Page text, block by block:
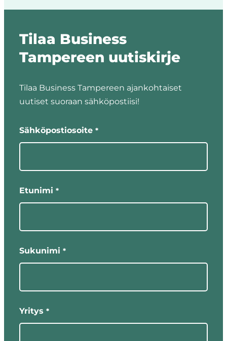
Tilaa Business
Tampereen uutiskirje
Tilaa Business Tampereen ajankohtaiset
uutiset suoraan sähköpostiisi!
näyttää
pakolliset
Sähköpostiosoite *
Etunimi *
Sukunimi *
Yritys *